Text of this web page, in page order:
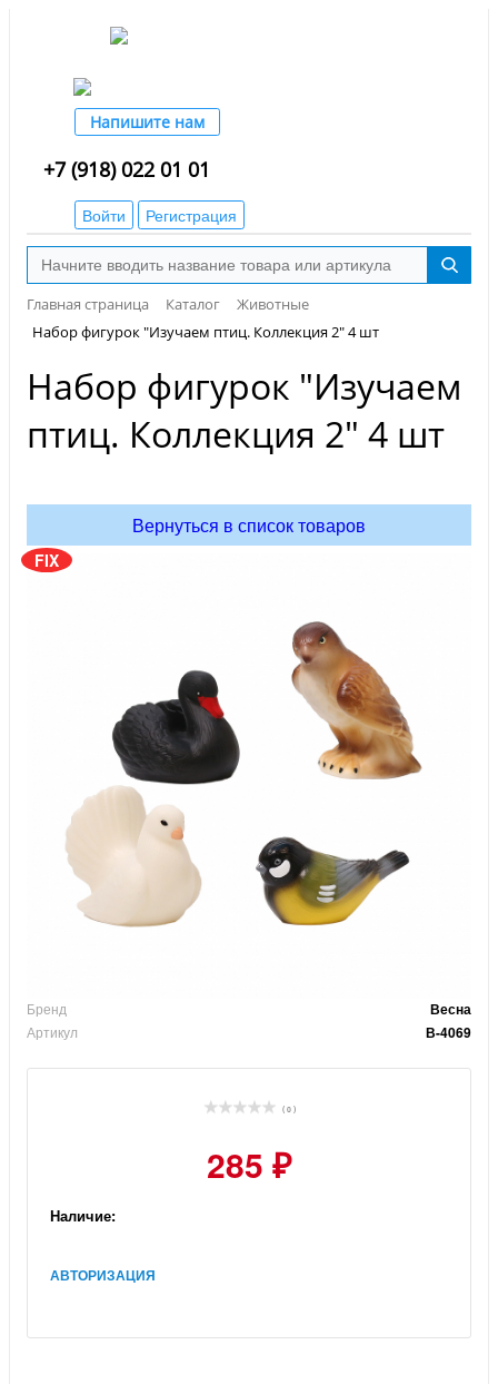
Напишите нам
+7 (918) 022 01 01
Войти Регистрация
Главная страница Каталог
Животные
Набор фигурок "Изучаем птиц. Коллекция 2" 4 шт
Набор фигурок "Изучаем
птиц. Коллекция 2" 4 шт
Вернуться в список товаров
FIX
Бренд Весна
Артикул В-4069
( 0 )
285 ₽
Наличие:
АВТОРИЗАЦИЯ